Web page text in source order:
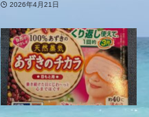
2026年4月21日